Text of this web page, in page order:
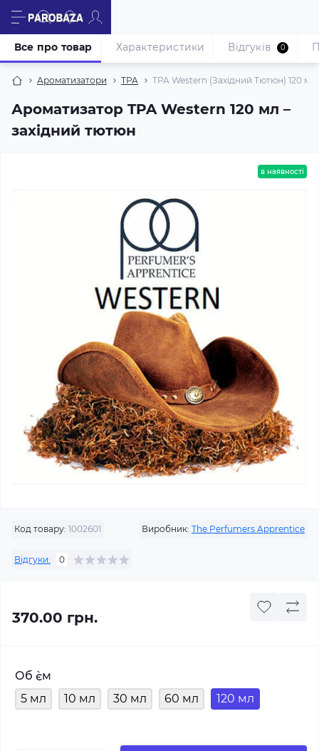
Ароматизатори TPA TPA Western (Західний Тютюн) 120 мл
Ароматизатор TPA Western 120 мл –
західний тютюн
Все про товар Характеристики Відгуків 0
в наявності
Код товару: 1002601 Виробник: The Perfumers Apprentice
Відгуки: 0
370.00 грн.
Об `єм
5 мл
10 мл 30 мл 60 мл 120 мл